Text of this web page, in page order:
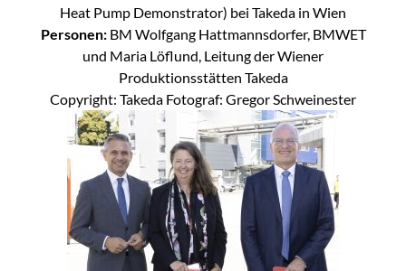
Heat Pump Demonstrator) bei Takeda in Wien
Personen: BM Wolfgang Hattmannsdorfer, BMWET
und Maria Löflund, Leitung der Wiener
Produktionsstätten Takeda
Copyright: Takeda Fotograf: Gregor Schweinester